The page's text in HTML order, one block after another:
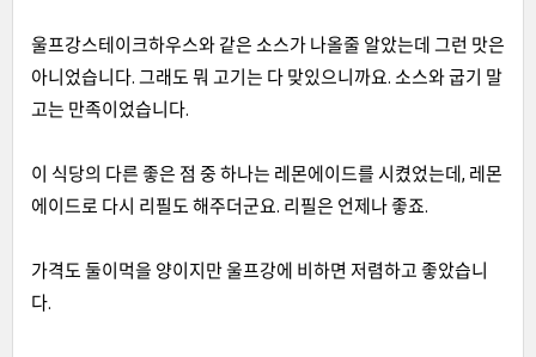
울프강스테이크하우스와 같은 소스가 나올줄 알았는데 그런 맛은
아니었습니다. 그래도 뭐 고기는 다 맞있으니까요. 소스와 굽기 말
고는 만족이었습니다.
이 식당의 다른 좋은 점 중 하나는 레몬에이드를 시켰었는데 , 레몬
에이드로 다시 리필도 해주더군요. 리필은 언제나 좋죠.
가격도 둘이먹을 양이지만 울프강에 비하면 저렴하고 좋았습니
다.